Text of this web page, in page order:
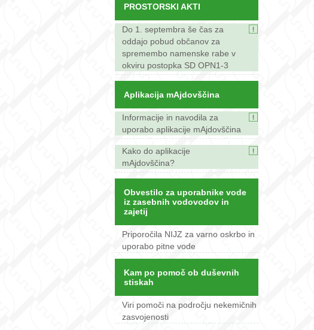
PROSTORSKI AKTI
Do 1. septembra še čas za
oddajo pobud občanov za
spremembo namenske rabe v
okviru postopka SD OPN1-3
Aplikacija mAjdovščina
Informacije in navodila za
uporabo aplikacije mAjdovščina
Kako do aplikacije
mAjdovščina?
Obvestilo za uporabnike vode
iz zasebnih vodovodov in
zajetij
Priporočila NIJZ za varno oskrbo in
uporabo pitne vode
Kam po pomoč ob duševnih
stiskah
Viri pomoči na področju nekemičnih
zasvojenosti